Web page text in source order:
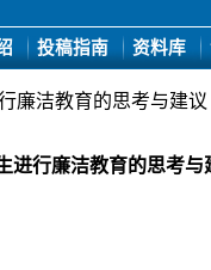
投稿指南 资料库
廉洁教育的思考与建
进行廉洁教育的思考